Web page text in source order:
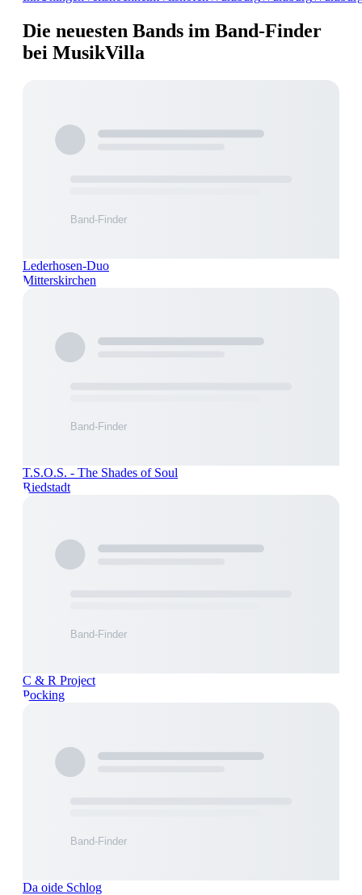
Die neuesten Bands im Band-Finder
bei MusikVilla
Lederhosen-Duo
Mitterskirchen
T.S.O.S. - The Shades of Soul
Riedstadt
C & R Project
Pocking
Da oide Schlog